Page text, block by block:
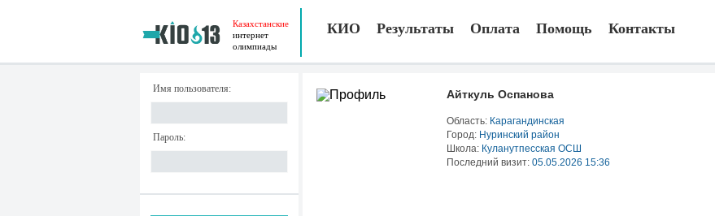
Казахстанские
интернет
олимпиады
КИО Результаты Оплата Помощь Контакты
Имя пользователя:
Пароль:
Айткуль Оспанова
Область: Карагандинская
Город: Нуринский район
Школа: Куланутпесская ОСШ
Последний визит: 05.05.2026 15:36